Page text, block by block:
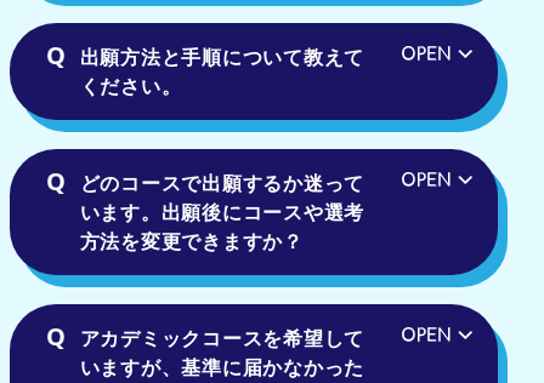
出願方法と手順について教えて
ください。
どのコースで出願するか迷って
います。出願後にコースや選考
方法を変更できますか？
アカデミックコースを希望して
いますが、基準に届かなかった